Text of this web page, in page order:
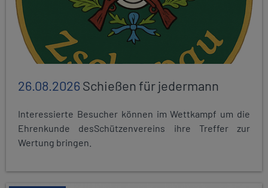
26.08.2026Schießen für jedermann
Interessierte Besucher können im Wettkampf um die
Ehrenkunde desSchützenvereins ihre Treffer zur
Wertung bringen.